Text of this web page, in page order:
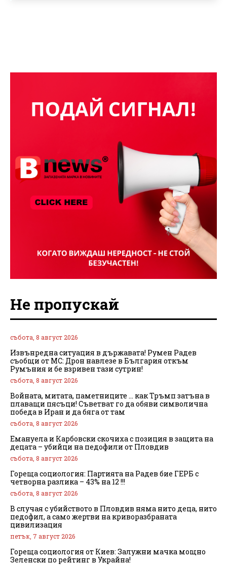
Не пропускай
събота, 8 август 2026
Извънредна ситуация в държавата! Румен Радев
съобщи от МС: Дрон навлезе в България откъм
Румъния и бе взривен тази сутрин!
събота, 8 август 2026
Войната, митата, паметниците … как Тръмп затъна в
плаващи пясъци! Съветват го да обяви символична
победа в Иран и да бяга от там
събота, 8 август 2026
Емануела и Карбовски скочиха с позиция в защита на
децата – убийци на педофили от Пловдив
събота, 8 август 2026
Гореща социология: Партията на Радев бие ГЕРБ с
четворна разлика – 43% на 12 !!!
събота, 8 август 2026
В случая с убийството в Пловдив няма нито деца, нито
педофил, а само жертви на криворазбраната
цивилизация
петък, 7 август 2026
Гореща социология от Киев: Залужни мачка мощно
Зеленски по рейтинг в Украйна!